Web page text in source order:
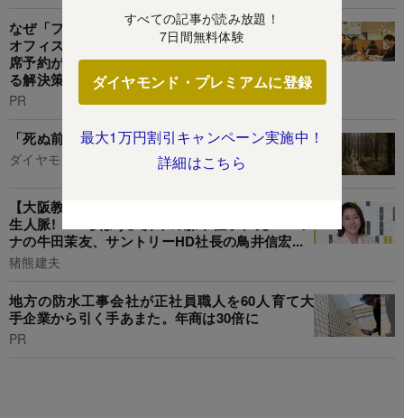
すべての記事が読み放題！
7日間無料体験
ダイヤモンド・プレミアムに登録
最大1万円割引キャンペーン実施中！
詳細はこちら
なぜ「フリーアドレス」は失敗するのか? 高額な
オフィス改修がムダになる「フリーアドレスの座
席予約が定着しない元凶」と組織の生産性を上げ
る解決策とは
PR
「死ぬ前に悔やむこと」・ワースト1
ダイヤモンド社書籍編集局
【大阪教育大学附属高校池田校舎】華麗なる卒業
生人脈!「べらぼう」脚本の森下佳子、元NHKア
ナの牛田茉友、サントリーHD社長の鳥井信宏...
猪熊建夫
地方の防水工事会社が正社員職人を60人育て大
手企業から引く手あまた。年商は30倍に
PR